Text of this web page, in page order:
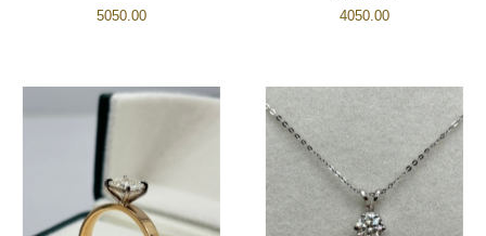
5050.00 4050.00